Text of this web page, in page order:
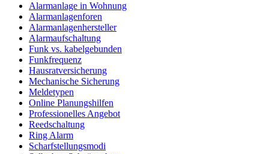
Alarmanlage in Wohnung
Alarmanlagenforen
Alarmanlagenhersteller
Alarmaufschaltung
Funk vs. kabelgebunden
Funkfrequenz
Hausratversicherung
Mechanische Sicherung
Meldetypen
Online Planungshilfen
Professionelles Angebot
Reedschaltung
Ring Alarm
Scharfstellungsmodi